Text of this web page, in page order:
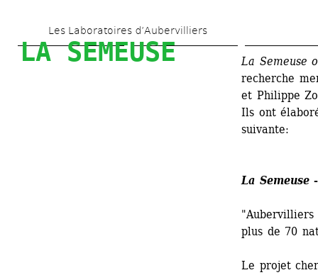
au
contenu
Les Laboratoires d’Aubervilliers
LA SEMEUSE
La Semeuse
recherche
et Philippe
Ils ont
suivante:
La Semeuse-
plus de 70
Le projet